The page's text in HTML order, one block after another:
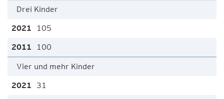
Drei Kinder
105
100
Vier und mehr Kinder
31